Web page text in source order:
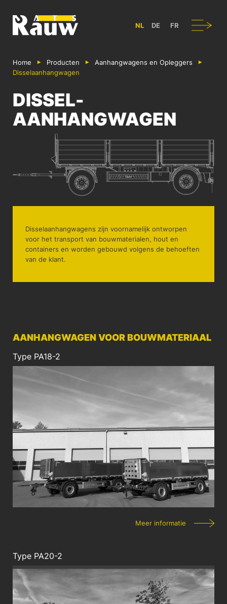
ATS RAUW - BOUW & ONTWERP VAN BEDRIJFSVOERTUIGEN IN
NL DE FR
Navigatie
Home Producten
Aanhangwagens en Opleggers
Dissel­aanhangwagen
DISSEL­
AANHANGWAGEN
Disselaanhangwagens zijn voornamelijk ontworpen
voor het transport van bouwmaterialen, hout en
containers en worden gebouwd volgens de behoeften
van de klant.
AANHANGWAGEN VOOR BOUWMATERIAAL
Type PA18-2
Meer informatie
Type PA20-2